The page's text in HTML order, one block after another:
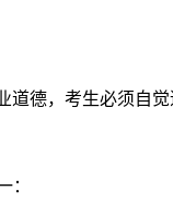
道德，考生必须自